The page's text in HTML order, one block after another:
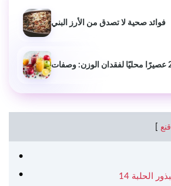
فوائد صحية لا تصدق من الأرز البني
قنع